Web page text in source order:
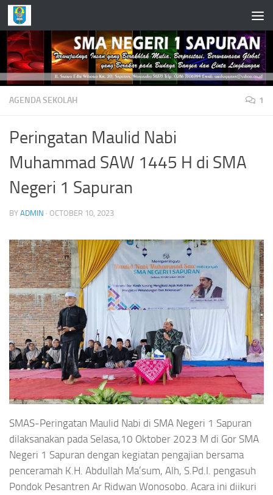
Skip to content
AGENDA SEKOLAH 1
Peringatan Maulid Nabi
Muhammad SAW 1445 H di SMA
Negeri 1 Sapuran
BY ADMIN · OCTOBER 10, 2023
SMAS-Peringatan Maulid Nabi di SMA Negeri 1 Sapuran
dilaksanakan pada Selasa,10 Oktober 2023 M di Gor SMA
Negeri 1 Sapuran dengan kegiatan pengajian bersama
penceramah K.H. Abdullah Ma’sum, Alh, S.Pd.I. pengasuh
Pondok Pesantren Ar Ridwan Wonosobo. Acara ini diikuri